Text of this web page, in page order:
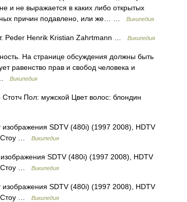
и не выражается в каких либо открытых
причин подавлено, или же… …
Википедия
Peder Henrik Kristian Zahrtmann … Википедия
На странице обсуждения должны быть
равенство прав и свобод человека и
…
Википедия
Пол: мужской Цвет волос: блондин
SDTV (480i) (1997 2008), HDTV
Стоу …
Википедия
SDTV (480i) (1997 2008), HDTV
Стоу …
Википедия
SDTV (480i) (1997 2008), HDTV
Стоу …
Википедия